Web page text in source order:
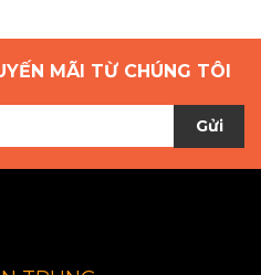
MÃI TỪ CHÚNG TÔI
Gửi